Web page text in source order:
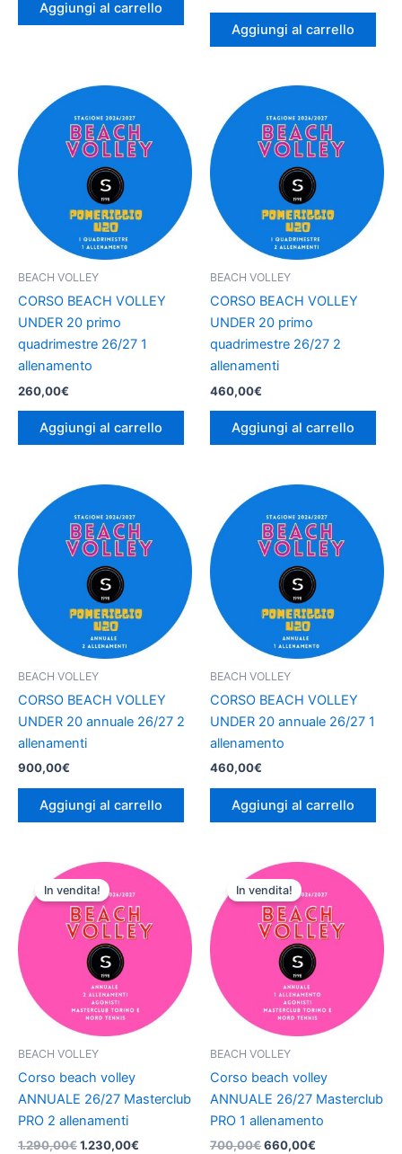
Aggiungi al carrello
Aggiungi al carrello
BEACH VOLLEY
CORSO BEACH VOLLEY
UNDER 20 primo
quadrimestre 26/27 1
allenamento
260,00€
Aggiungi al carrello
BEACH VOLLEY
CORSO BEACH VOLLEY
UNDER 20 primo
quadrimestre 26/27 2
allenamenti
460,00€
Aggiungi al carrello
BEACH VOLLEY
CORSO BEACH VOLLEY
UNDER 20 annuale 26/27 2
allenamenti
900,00€
Aggiungi al carrello
BEACH VOLLEY
CORSO BEACH VOLLEY
UNDER 20 annuale 26/27 1
allenamento
460,00€
Aggiungi al carrello
In vendita!
BEACH VOLLEY
Corso beach volley
ANNUALE 26/27 Masterclub
PRO 2 allenamenti
1.290,00€
Il
prezzo
originale
era:
1.290,00€.
1.230,00€
Il
prezzo
attuale
1.230,00€.
In vendita!
BEACH VOLLEY
Corso beach volley
ANNUALE 26/27 Masterclub
PRO 1 allenamento
700,00€
Il
prezzo
originale
era:
700,00€.
660,00€
Il
prezzo
attuale
è:
660,00€.